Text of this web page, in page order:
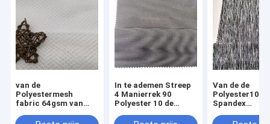
van de
Polyestermesh
fabric 64gsm van
Bewijsbreedte 150cm
In te ademen Streep
4 Manierrek 90
Polyester 10 de
40D van Spandex
Van de de
Polyester10%
Spandex
150D 40D 90%